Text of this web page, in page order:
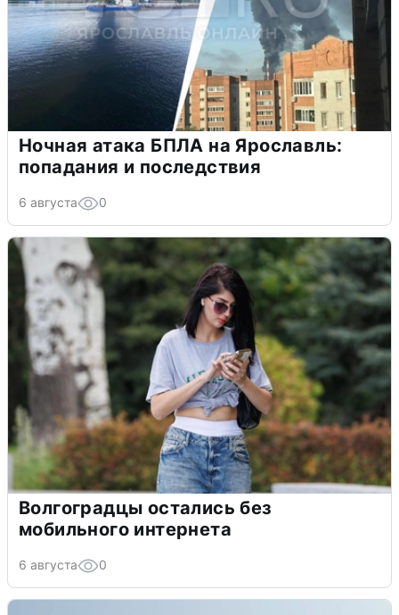
Ночная атака БПЛА на Ярославль:
попадания и последствия
6 августа 0
Волгоградцы остались без
мобильного интернета
6 августа 0